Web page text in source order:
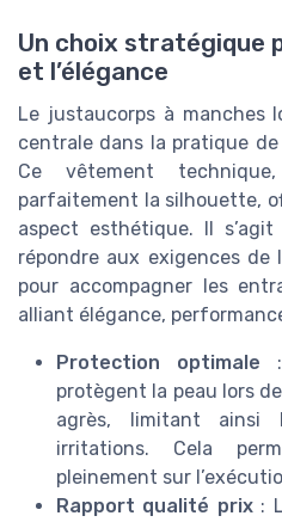
Un choix stratégique
et l’élégance
Le justaucorps à manches
centrale dans la pratique
Ce vêtement
parfaitement la silhouette,
aspect esthétique. Il
répondre aux exigences de
pour accompagner les
alliant élégance,
Protection optimale :
protègent la peau lors
agrès, limitant
irritations. Cela
pleinement sur
Rapport qualité prix: